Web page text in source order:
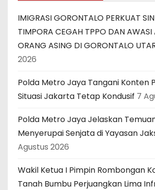
IMIGRASI GORONTALO PERKUAT
TIMPORA CEGAH TPPO DAN AWASI
ORANG ASING DI GORONTALO
2026
Polda Metro Jaya Tangani Konten
Situasi Jakarta Tetap Kondusif 7
Polda Metro Jaya Jelaskan
Menyerupai Senjata di Yayasan
Agustus 2026
Wakil Ketua I Pimpin Rombongan
Tanah Bumbu Perjuangkan Lima